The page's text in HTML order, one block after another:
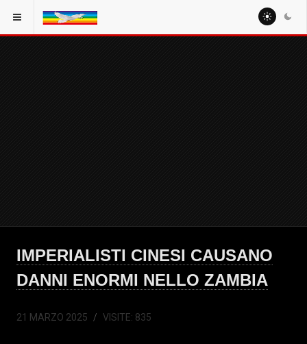
IMPERIALISTI CINESI CAUSANO
DANNI ENORMI NELLO ZAMBIA
21 MARZO 2025 VISITE: 835